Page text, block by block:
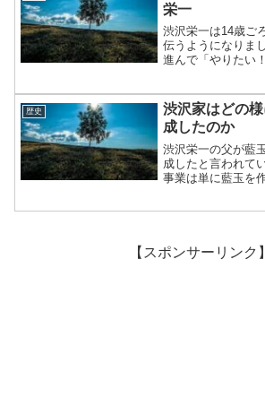
栄一
渋沢栄一は14歳ご
伝うようになりま
進んで「やりたい
理、栄一に家業を
時14歳で読書好き
歴史
渋沢家はどの
成したのか
渋沢栄一の父が藍
成したと言われて
事業は単に藍玉を
【スポンサーリンク】